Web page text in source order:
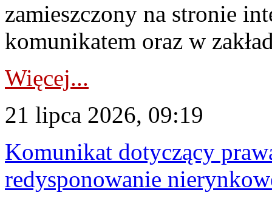
zamieszczony na stronie
komunikatem oraz w
Więcej...
21 lipca 2026, 09:19
Komunikat dotyczący
redysponowanie